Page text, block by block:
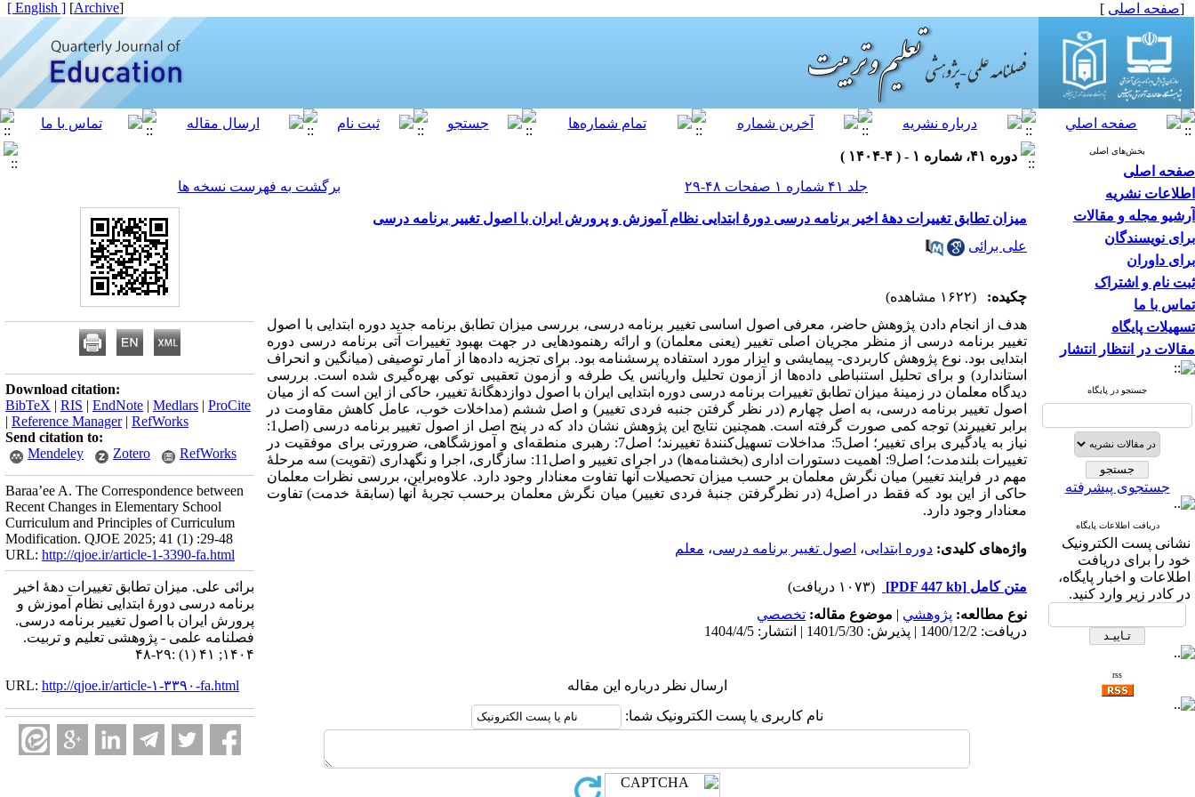
[صفحه اصلی ]
[
Archive
]
[ English ]
بخش‌های اصلی
صفحه اصلی
اطلاعات نشریه
آرشیو مجله و مقالات
برای نویسندگان
برای داوران
ثبت نام و اشتراک
تماس با ما
تسهیلات پایگاه
مقالات در انتظار انتشار
جستجو در پایگاه
جستجوی پیشرفته
دریافت اطلاعات پایگاه
نشانی پست الکترونیک
خود را برای دریافت
اطلاعات و اخبار پایگاه،
در کادر زیر وارد کنید.
rss
دوره ۴۱، شماره ۱ - ( ۴-۱۴۰۴ )
جلد ۴۱ شماره ۱ صفحات ۴۸-۲۹
برگشت به فهرست نسخه ها
میزان تطابق تغییرات دهۀ اخیر برنامه درسی دورۀ ابتدایی نظام آموزش و پرورش ایران با اصول تغییر برنامه درسی
علی برائی
چکیده:
(۱۶۲۲ مشاهده)
هدف از انجام دادن پژوهش حاضر، معرفی اصول اساسی تغییر برنامه درسی، بررسی میزان تطابق برنامه جدید دوره ابتدایی با اصول
تغییر برنامه درسی از منظر مجریان اصلی تغییر (یعنی معلمان) و ارائه رهنمودهایی در جهت بهبود تغییرات آتی برنامه درسی دوره
ابتدایی بود. نوع پژوهش کاربردی- پیمایشی و ابزار مورد استفاده پرسشنامه بود. برای تجزیه داد‏ه‏‌ها از آمار توصیفی (میانگین و انحراف
استاندارد) و برای تحلیل استنباطی داده‌‏ها از آزمون تحلیل واریانس یک طرفه و آزمون تعقیبی توکی بهره‏‌گیری شده است. بررسی
دیدگاه معلمان در زمینۀ میزان تطابق تغییرات برنامه درسی دوره ابتدایی ایران با اصول دوازده‏گانۀ تغییر، حاکی از این است که از میان
اصول تغییر برنامه درسی، به اصل چهارم (در نظر گرفتن جنبه فردی تغییر) و اصل ششم (مداخلات خوب، عامل کاهش مقاومت در
برابر تغییرند) توجه کمی صورت گرفته است. همچنین نتایج این پژوهش نشان داد که در پنج اصل از اصول تغییر برنامه درسی (اصل1:
نیاز به یادگیری برای تغییر؛ اصل5: مداخلات تسهیل­‌کنندۀ تغییرند؛ اصل7: رهبری منطقه‌‏ای و آموزشگاهی، ضرورتی برای موفقیت در
تغییرات بلندمدت؛ اصل9: اهمیت دستورات اداری (بخشنامه‌‏ها) در اجرای تغییر و اصل11: سازگاری، اجرا و نگهداری (تقویت) سه مرحلۀ
مهم در فرایند تغییر) میان نگرش معلمان بر حسب میزان تحصیلات آنها تفاوت معنادار وجود دارد. علاوه‌‏براین، بررسی نظرات معلمان
حاکی از این بود که فقط در اصل4 (در نظرگرفتن جنبۀ فردی تغییر) میان نگرش معلمان برحسب تجربۀ آنها (سابقۀ خدمت) تفاوت
معنادار وجود دارد.
واژه‌های کلیدی: دوره ابتدایی، اصول تغییر برنامه درسی، معلم
متن کامل [PDF 447 kb]
(۱۰۷۳ دریافت)
نوع مطالعه: پژوهشي | موضوع مقاله: تخصصي
دریافت: 1400/12/2 | پذیرش: 1401/5/30 | انتشار: 1404/4/5
ارسال نظر درباره این مقاله
نام کاربری یا پست الکترونیک شما:
Download citation:
BibTeX | RIS | EndNote | Medlars | ProCite
| Reference Manager| RefWorks
Send citation to:
Mendeley
Zotero RefWorks
Baraa’ee A. The Correspondence between
Recent Changes in Elementary School
Curriculum and Principles of Curriculum
Modification. QJOE 2025; 41 (1) :29-48
URL: http://qjoe.ir/article-1-3390-fa.html
برائی علی. میزان تطابق تغییرات دهۀ اخیر
برنامه درسی دورۀ ابتدایی نظام آموزش و
پرورش ایران با اصول تغییر برنامه درسی.
فصلنامه علمی - پژوهشی تعلیم و تربیت.
۱۴۰۴; ۴۱ (۱) :۲۹-۴۸
URL: http://qjoe.ir/article-۱-۳۳۹۰-fa.html